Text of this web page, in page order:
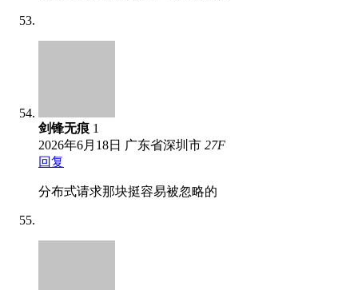
剑锋无痕 1
2026年6月18日 广东省深圳市 27F
回复
分布式请求那块挺容易被忽略的